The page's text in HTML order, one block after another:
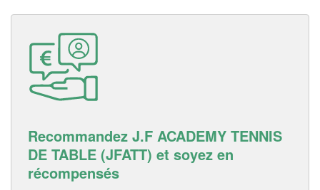
Recommandez J.F ACADEMY TENNIS
DE TABLE (JFATT) et soyez en
récompensés